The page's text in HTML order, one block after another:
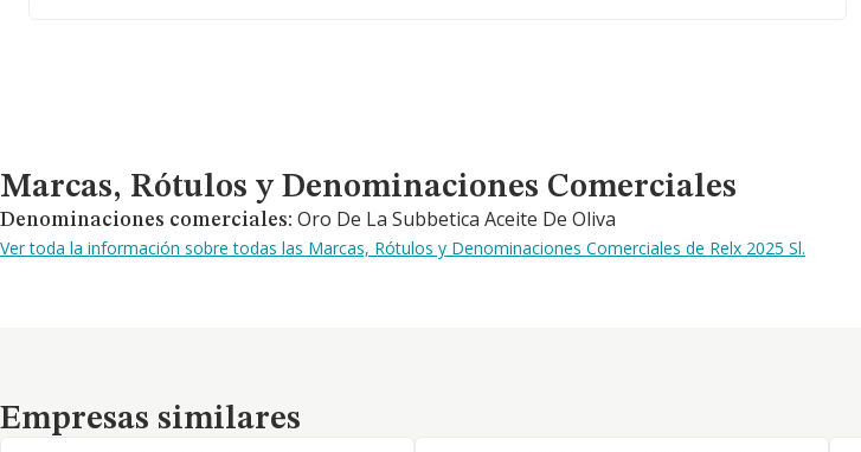
Marcas, Rótulos y Denominaciones Comerciales
Marcas, Rótulos y Denominaciones Comerciales
Denominaciones comerciales: Oro De La Subbetica Aceite De Oliva
Ver toda la información sobre todas las Marcas, Rótulos y Denominaciones Comerciales de Relx 2025 Sl.
Empresas similares
Empresas similares